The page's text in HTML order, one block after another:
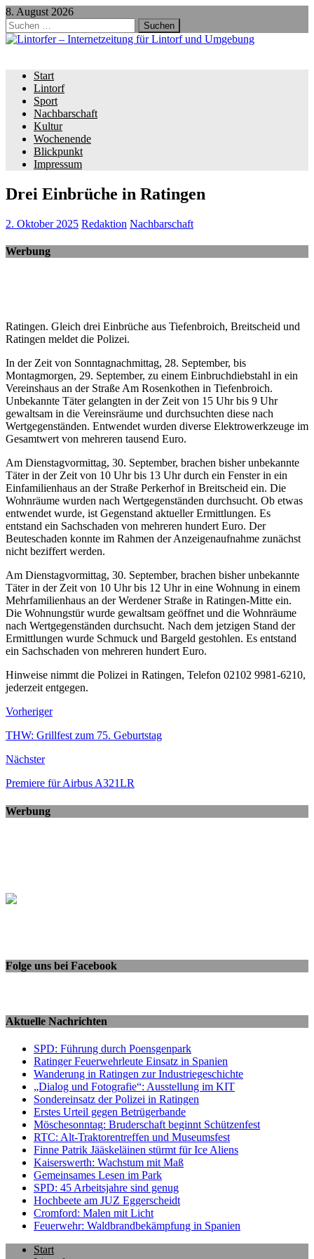
8. August 2026
Suchen
nach:
Start
Lintorf
Sport
Nachbarschaft
Kultur
Wochenende
Blickpunkt
Impressum
Drei Einbrüche in Ratingen
2. Oktober 2025 Redaktion Nachbarschaft
Werbung
Ratingen. Gleich drei Einbrüche aus Tiefenbroich, Breitscheid und
Ratingen meldet die Polizei.
In der Zeit von Sonntagnachmittag, 28. September, bis
Montagmorgen, 29. September, zu einem Einbruchdiebstahl in ein
Vereinshaus an der Straße Am Rosenkothen in Tiefenbroich.
Unbekannte Täter gelangten in der Zeit von 15 Uhr bis 9 Uhr
gewaltsam in die Vereinsräume und durchsuchten diese nach
Wertgegenständen. Entwendet wurden diverse Elektrowerkzeuge im
Gesamtwert von mehreren tausend Euro.
Am Dienstagvormittag, 30. September, brachen bisher unbekannte
Täter in der Zeit von 10 Uhr bis 13 Uhr durch ein Fenster in ein
Einfamilienhaus an der Straße Perkerhof in Breitscheid ein. Die
Wohnräume wurden nach Wertgegenständen durchsucht. Ob etwas
entwendet wurde, ist Gegenstand aktueller Ermittlungen. Es
entstand ein Sachschaden von mehreren hundert Euro. Der
Beuteschaden konnte im Rahmen der Anzeigenaufnahme zunächst
nicht beziffert werden.
Am Dienstagvormittag, 30. September, brachen bisher unbekannte
Täter in der Zeit von 10 Uhr bis 12 Uhr in eine Wohnung in einem
Mehrfamilienhaus an der Werdener Straße in Ratingen-Mitte ein.
Die Wohnungstür wurde gewaltsam geöffnet und die Wohnräume
nach Wertgegenständen durchsucht. Nach dem jetzigen Stand der
Ermittlungen wurde Schmuck und Bargeld gestohlen. Es entstand
ein Sachschaden von mehreren hundert Euro.
Hinweise nimmt die Polizei in Ratingen, Telefon 02102 9981-6210,
jederzeit entgegen.
Vorheriger
THW: Grillfest zum 75. Geburtstag
Nächster
Premiere für Airbus A321LR
Werbung
Folge uns bei Facebook
Aktuelle Nachrichten
SPD: Führung durch Poensgenpark
Ratinger Feuerwehrleute Einsatz in Spanien
Wanderung in Ratingen zur Industriegeschichte
„Dialog und Fotografie“: Ausstellung im KIT
Sondereinsatz der Polizei in Ratingen
Erstes Urteil gegen Betrügerbande
Möschesonntag: Bruderschaft beginnt Schützenfest
RTC: Alt-Traktorentreffen und Museumsfest
Finne Patrik Jääskeläinen stürmt für Ice Aliens
Kaiserswerth: Wachstum mit Maß
Gemeinsames Lesen im Park
SPD: 45 Arbeitsjahre sind genug
Hochbeete am JUZ Eggerscheidt
Cromford: Malen mit Licht
Feuerwehr: Waldbrandbekämpfung in Spanien
Start